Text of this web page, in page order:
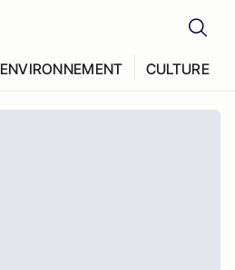
ENVIRONNEMENT CULTURE